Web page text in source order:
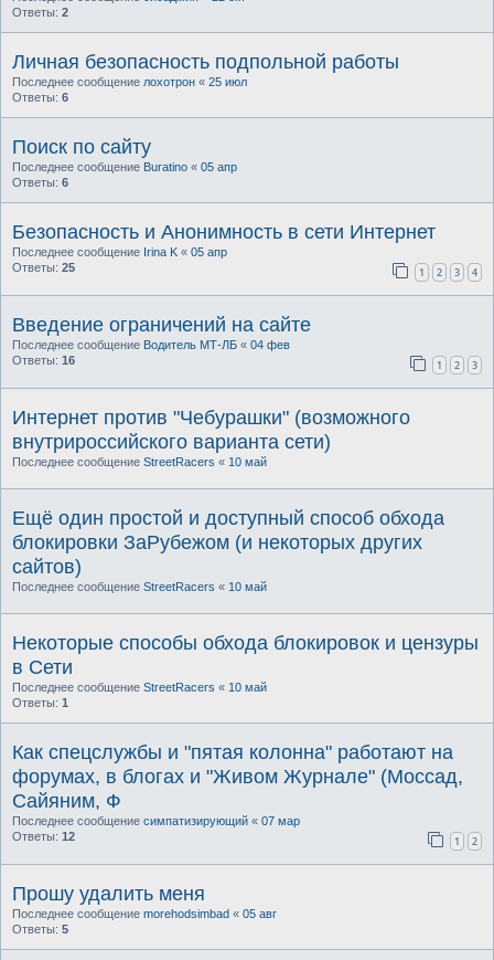
Ответы: 2
Личная безопасность подпольной работы
Последнее сообщение лохотрон « 25 июл
Ответы: 6
Поиск по сайту
Последнее сообщение Buratino « 05 апр
Ответы: 6
Безопасность и Анонимность в сети Интернет
Последнее сообщение Irina K « 05 апр
Ответы: 25 1 2 3 4
Введение ограничений на сайте
Последнее сообщение Водитель МТ-ЛБ « 04 фев
Ответы: 16 1 2 3
Интернет против "Чебурашки" (возможного
внутрироссийского варианта сети)
Последнее сообщение StreetRacers « 10 май
Ещё один простой и доступный способ обхода
блокировки ЗаРубежом (и некоторых других
сайтов)
Последнее сообщение StreetRacers « 10 май
Некоторые способы обхода блокировок и цензуры
в Сети
Последнее сообщение StreetRacers « 10 май
Ответы: 1
Как спецслужбы и "пятая колонна" работают на
форумах, в блогах и "Живом Журнале" (Моссад,
Сайяним, Ф
Последнее сообщение симпатизирующий « 07 мар
Ответы: 12 1 2
Прошу удалить меня
Последнее сообщение morehodsimbad « 05 авг
Ответы: 5